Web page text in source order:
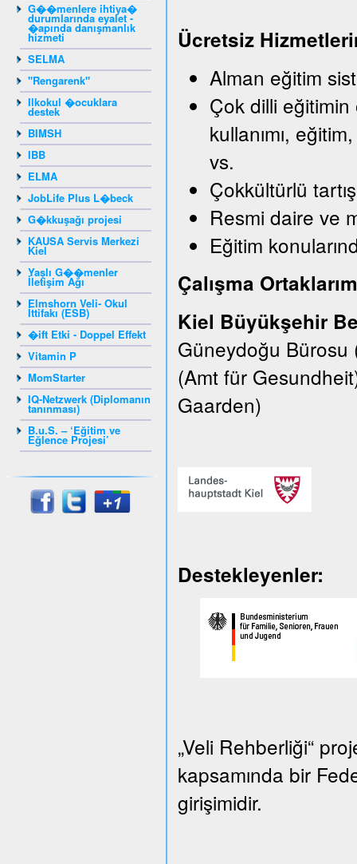
G��menlere ihtiya�
durumlarında eyalet -
�apında danışmanlık
hizmeti
SELMA
"Rengarenk"
Ilkokul �ocuklara
destek
BIMSH
IBB
ELMA
JobLife Plus L�beck
G�kkuşağı projesi
KAUSA Servis Merkezi
Kiel
Yaşlı G��menler
İletişim Ağı
Elmshorn Veli- Okul
İttifakı (ESB)
�ift Etki - Doppel Effekt
Vitamin P
MomStarter
IQ-Netzwerk (Diplomanın
tanınması)
B.u.S. – ‘Eğitim ve
Eğlence Projesi’
Ücretsiz
Alman eğitim
Çok dilli
kullanımı,
vs.
Çokkültürlü
Resmi daire ve
Eğitim
Çalışma
Kiel Büyükşehir
Güneydoğu Bürosu
(Amt für
Gaarden)
Destekleyenler:
„Veli Rehberliği“
kapsamında bir
girişimidir.